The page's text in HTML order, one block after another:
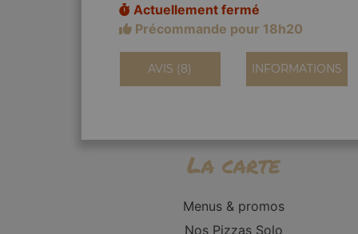
Actuellement fermé
Précommande pour 18h20
AVIS (8) INFORMATIONS
La carte
Menus & promos
Nos Pizzas Solo